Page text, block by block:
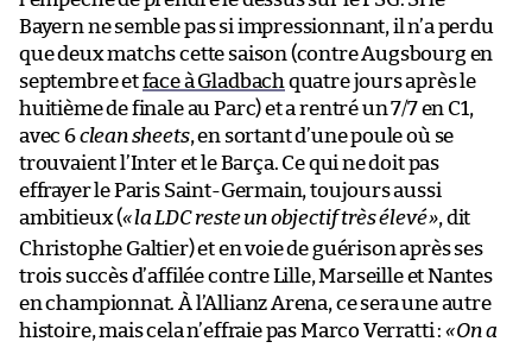
Bayern ne semble pas si impressionnant, il n’a perdu
que deux matchs cette saison (contre Augsbourg en
septembre etface à Gladbach quatre jours après le
huitième de finale au Parc) et a rentré un 7/7 en C1,
avec 6clean sheets, en sortant d’une poule où se
trouvaient l’Inter et le Barça. Ce qui ne doit pas
effrayer le Paris Saint-Germain, toujours aussi
ambitieux («la LDC reste un objectif très élevé», dit
Christophe Galtier) et en voie de guérison après ses
trois succès d’affilée contre Lille, Marseille et Nantes
en championnat. À l’Allianz Arena, ce sera une autre
histoire, mais cela n’effraie pas Marco Verratti : «On a